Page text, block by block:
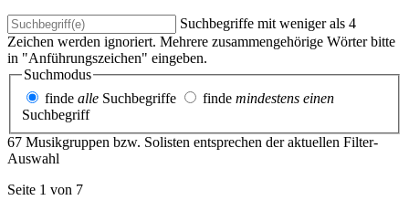
Suchbegriffe mit weniger als 4
Zeichen werden ignoriert. Mehrere zusammengehörige Wörter bitte
in "Anführungszeichen" eingeben.
Suchmodus
finde alle Suchbegriffe finde mindestens einen
Suchbegriff
67 Musikgruppen bzw. Solisten entsprechen der aktuellen Filter-
Auswahl
Seite 1 von 7